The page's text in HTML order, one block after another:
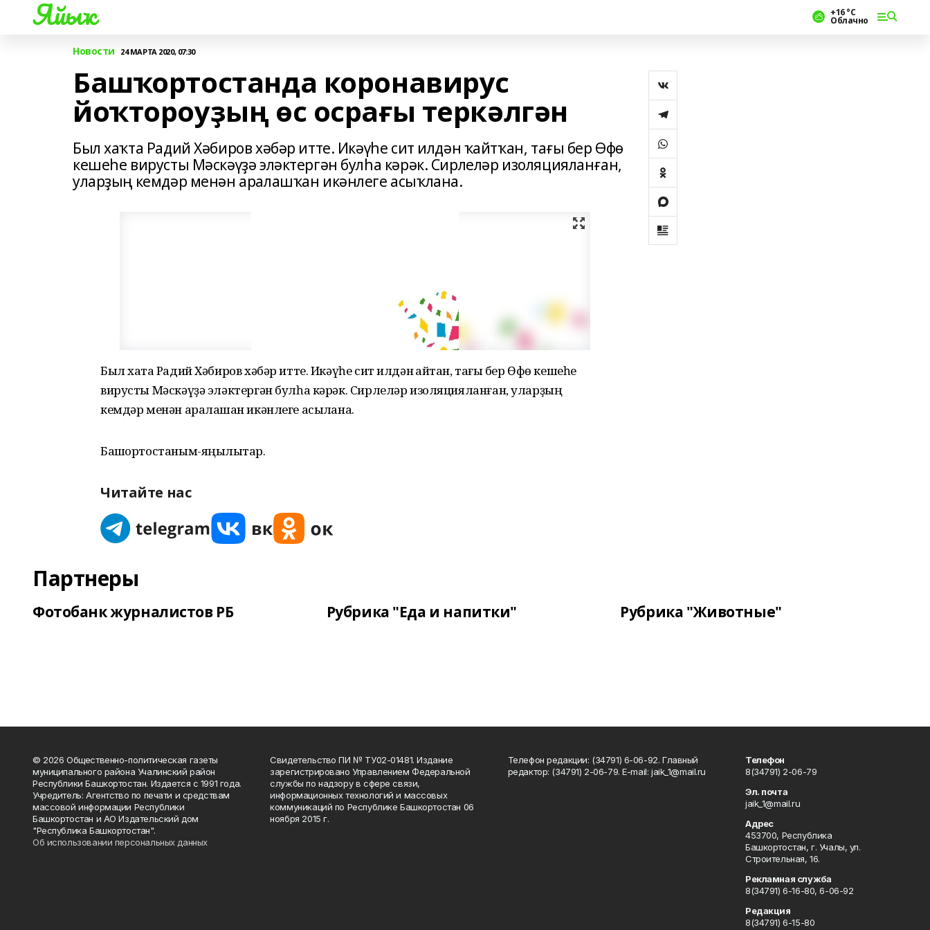
Яйыҡ +16 °С
Облачно
Новости 24 МАРТА 2020, 07:30
Башҡортостанда коронавирус
йоҡтороуҙың өс осрағы теркәлгән
Был хаҡта Радий Хәбиров хәбәр итте. Икәүһе сит илдән ҡайтҡан, тағы бер Өфө
кешеһе вирусты Мәскәүҙә эләктергән булһа кәрәк. Сирлеләр изоляцияланған,
уларҙың кемдәр менән аралашҡан икәнлеге асыҡлана.
Был хаҡта Радий Хәбиров хәбәр итте. Икәүһе сит илдән ҡайтҡан, тағы бер Өфө кешеһе
вирусты Мәскәүҙә эләктергән булһа кәрәк. Сирлеләр изоляцияланған, уларҙың
кемдәр менән аралашҡан икәнлеге асыҡлана.
Башҡортостаным-яңылыҡтар.
Читайте нас
Партнеры
Фотобанк журналистов РБ Рубрика "Еда и напитки" Рубрика "Животные"
© 2026 Общественно-политическая газеты
муниципального района Учалинский район
Республики Башкортостан. Издается с 1991 года.
Учредитель: Агентство по печати и средствам
массовой информации Республики
Башкортостан и АО Издательский дом
"Республика Башкортостан".
Об использовании персональных данных
Свидетельство ПИ № ТУ02-01481. Издание
зарегистрировано Управлением Федеральной
службы по надзору в сфере связи,
информационных технологий и массовых
коммуникаций по Республике Башкортостан 06
ноября 2015 г.
Телефон редакции: (34791) 6-06-92. Главный
редактор: (34791) 2-06-79. Е-mаil: jaik_1@mail.ru
Телефон
8(34791) 2-06-79
Эл. почта
jaik_1@mail.ru
Адрес
453700, Республика
Башкортостан, г. Учалы, ул.
Строительная, 16.
Рекламная служба
8(34791) 6-16-80, 6-06-92
Редакция
8(34791) 6-15-80